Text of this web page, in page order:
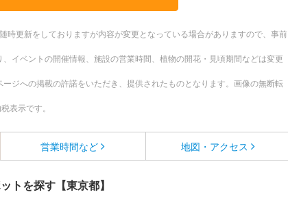
更新をしておりますが内容が変更となっている場合がありますので、事前
イベントの開催情報、施設の営業時間、植物の開花・見頃期間などは変更
ジへの掲載の許諾をいただき、提供されたものとなります。画像の無断転
表示です。
営業時間など 地図・アクセス
トを探す【東京都】